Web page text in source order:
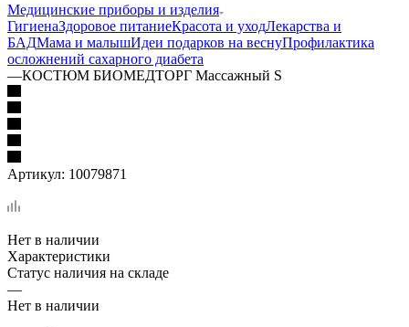
Медицинские приборы и изделия
ГигиенаЗдоровое питаниеКрасота и уходЛекарства и
БАДМама и малышИдеи подарков на веснуПрофилактика
осложнений сахарного диабета
—КОСТЮМ БИОМЕДТОРГ Массажный S
Артикул: 10079871
Нет в наличии
Характеристики
Статус наличия на складе
—
Нет в наличии